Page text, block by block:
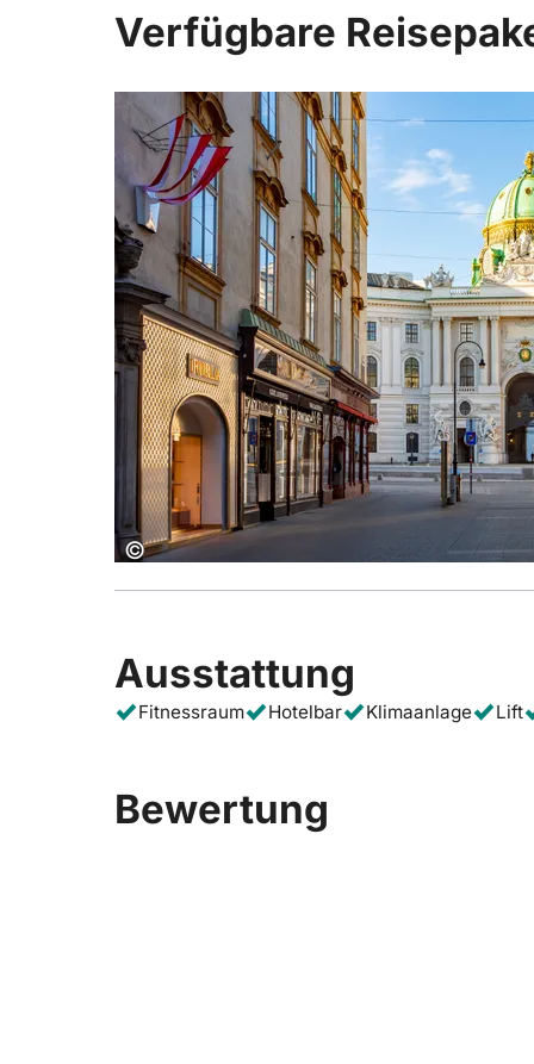
Verfügbare
Copyright:
©
Ausstattung
Fitnessraum Hotelbar Klimaanlage Lift
Bewertung